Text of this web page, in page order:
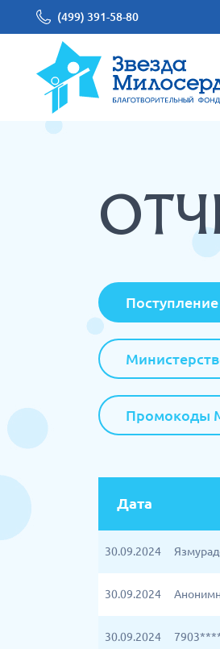
(499) 391-58-80
Промокоды
Дата
30.09.2024
30.09.2024
30.09.2024